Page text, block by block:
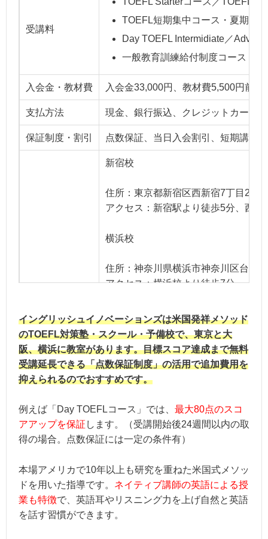
受講料
TOEFL短期集中コース・夏期講
Day TOEFL Intermidiate／
一般教育訓練給付制度コース「
入会金・教材費 入会金33,000円、教材費5,500円前後
支払方法 現金、銀行振込、クレジットカード
保証制度・割引 点数保証、当日入会割引、短期講習
新宿校
住所：東京都新宿区西新宿7丁目
アクセス：新宿駅より徒歩5分、西
横浜校
住所：神奈川県横浜市神奈川区台町
アクセス：横浜校より徒歩7分
大阪校
住所：大阪府大阪市北区梅田1-3-1
アクセス：大阪駅より徒歩４分、梅
【営業時間】平日10:00〜22:00 土
イングリッシュイノベーションズは米国発祥メソッド
のTOEFL対策塾・スクール・予備校で、東京と大
阪、横浜に教室があります。目標スコア達成まで無料
受講延長できる「点数保証制度」の活用で追加費用を
抑えられるのでおすすめです。
例えば「Day TOEFLコース」では、 最大80点のスコ
アアップを保証 します。（受講開始後24週間以内の取
得の場合。点数保証には一定の条件有）
本場アメリカで10年以上も研究を重ねた米国式メソッ
ドを用いた指導です。 ネイティブ講師の英語による授
業も特徴で、英語耳やリスニング力を上げ自然と英語
を話す習慣ができます。